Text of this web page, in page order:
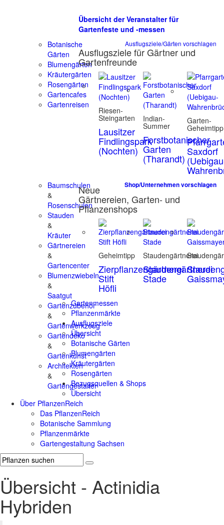
Übersicht der Veranstalter für
Gartenfeste und -messen
Botanische
Gärten
Blumengärten
Kräutergärten
Rosengärten
Gartencafes
Gartenreisen
Ausflugsziele/Gärten vorschlagen
Ausflugsziele für Gärtner und
Gartenfreunde
Riesen-
Steingarten
Lausitzer
Findlingspark
(Nochten)
Indian-
Summer
Forstbotanischer
Garten
(Tharandt)
Garten-
Geheimtipp
Saxdorf
Baumschulen
&
Rosenschulen
Stauden
&
Kräuter
Gärtnereien
&
Gartencenter
Blumenzwiebeln
&
Saatgut
Gartenzubehör
&
Gartenwerkzeug
Gartendeko
&
Gartenkunst
Architekten
&
Gartengestalter
Shop/Unternehmen vorschlagen
Neue
Gärtnereien, Garten- und
Pflanzenshops
Geheimtipp
Zierpflanzengärtnerei
Stift
Höfli
Staudengärtnerei
Staudengärtnerei
Stade
Gartenmessen
Pflanzenmärkte
Ausflugsziele
Übersicht
Botanische Gärten
Blumengärten
Kräutergärten
Rosengärten
Bezugsquellen & Shops
Übersicht
Über PflanzenReich
Das PflanzenReich
Botanische Sammlung
Pflanzenmärkte
Gartengestaltung Sachsen
Übersicht - Actinidia
Hybriden